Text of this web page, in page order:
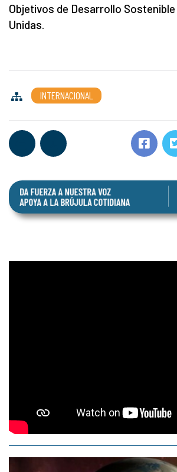
Objetivos de Desarrollo
Unidas.
INTERNACIONAL